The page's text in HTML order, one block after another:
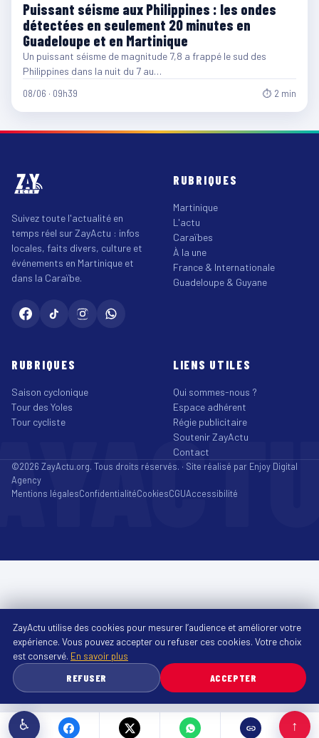
Puissant séisme aux Philippines : les ondes
détectées en seulement 20 minutes en
Guadeloupe et en Martinique
Un puissant séisme de magnitude 7,8 a frappé le sud des
Philippines dans la nuit du 7 au…
08/06 · 09h39 ⏱ 2 min
Suivez toute l'actualité en
temps réel sur ZayActu : infos
locales, faits divers, culture et
événements en Martinique et
dans la Caraïbe.
RUBRIQUES
Martinique
L'actu
Caraïbes
À la une
France & Internationale
Guadeloupe & Guyane
RUBRIQUES
Saison cyclonique
Tour des Yoles
Tour cycliste
LIENS UTILES
Qui sommes-nous ?
Espace adhérent
Régie publicitaire
Soutenir ZayActu
Contact
©2026 ZayActu.org. Tous droits réservés. · Site réalisé par Enjoy Digital
Agency
Mentions légalesConfidentialitéCookiesCGUAccessibilité
♿ ↑
ZayActu utilise des cookies pour mesurer l’audience et améliorer votre
expérience. Vous pouvez accepter ou refuser ces cookies. Votre choix
est conservé. En savoir plus
REFUSER
ACCEPTER